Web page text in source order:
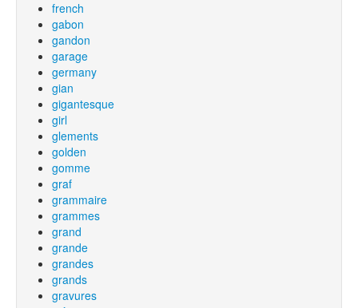
french
gabon
gandon
garage
germany
gian
gigantesque
girl
glements
golden
gomme
graf
grammaire
grammes
grand
grande
grandes
grands
gravures